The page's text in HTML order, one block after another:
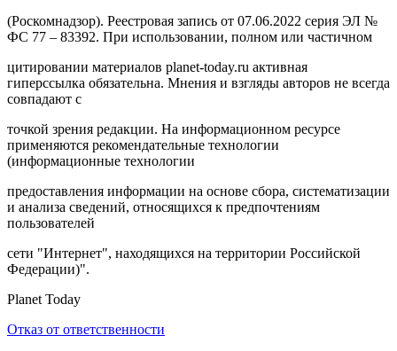
(Роскомнадзор). Реестровая запись от 07.06.2022 серия ЭЛ №
ФС 77 – 83392. При использовании, полном или частичном
цитировании материалов planet-today.ru активная
гиперссылка обязательна. Мнения и взгляды авторов не всегда
совпадают с
точкой зрения редакции. На информационном ресурсе
применяются рекомендательные технологии
(информационные технологии
предоставления информации на основе сбора, систематизации
и анализа сведений, относящихся к предпочтениям
пользователей
сети "Интернет", находящихся на территории Российской
Федерации)".
Planet Today
Отказ от ответственности